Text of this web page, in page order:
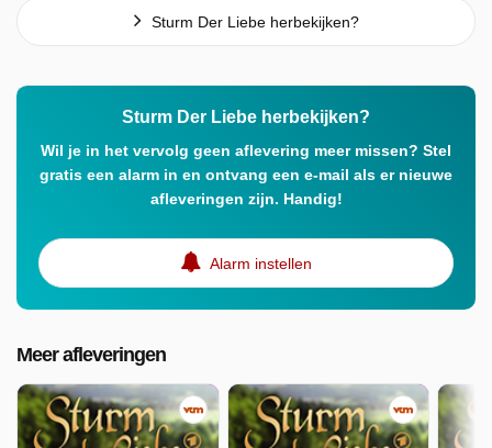
Sturm Der Liebe herbekijken?
Sturm Der Liebe herbekijken?
Wil je in het vervolg geen aflevering meer missen? Stel
gratis een alarm in en ontvang een e-mail als er nieuwe
afleveringen zijn. Handig!
Alarm instellen
Meer afleveringen